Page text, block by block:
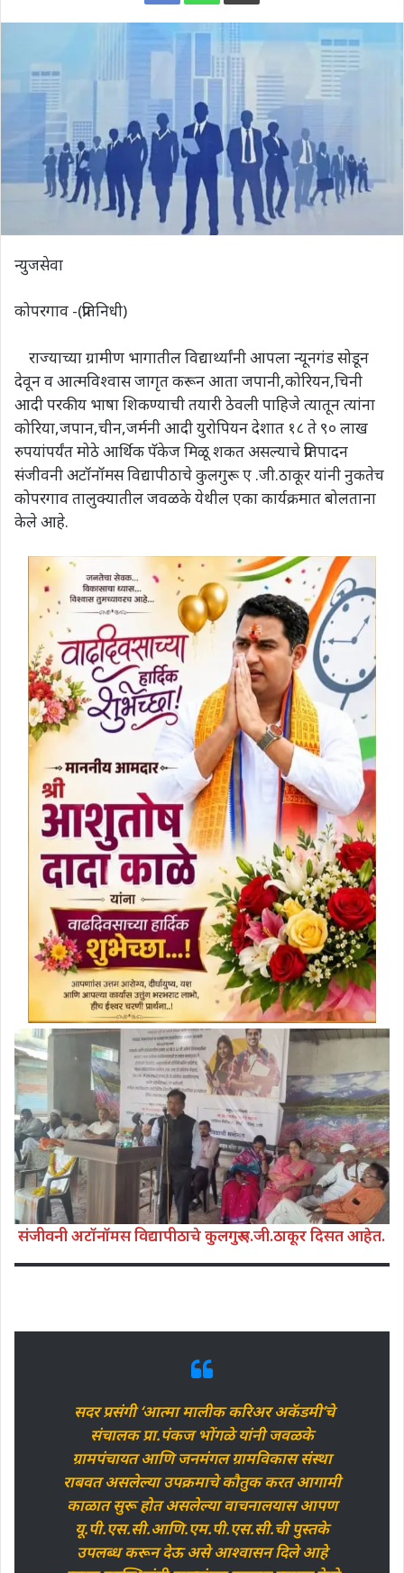
न्युजसेवा
कोपरगाव -(प्रतिनिधी)
राज्याच्या ग्रामीण भागातील विद्यार्थ्यांनी आपला न्यूनगंड सोडून
देवून व आत्मविश्वास जागृत करून आता जपानी,कोरियन,चिनी
आदी परकीय भाषा शिकण्याची तयारी ठेवली पाहिजे त्यातून त्यांना
कोरिया,जपान,चीन,जर्मनी आदी युरोपियन देशात १८ ते ९० लाख
रुपयांपर्यंत मोठे आर्थिक पॅकेज मिळू शकत असल्याचे प्रतिपादन
संजीवनी अटॉनॉमस विद्यापीठाचे कुलगुरू ए .जी.ठाकूर यांनी नुकतेच
कोपरगाव तालुक्यातील जवळके येथील एका कार्यक्रमात बोलताना
केले आहे.
संजीवनी अटॉनॉमस विद्यापीठाचे कुलगुरू ए.जी.ठाकूर दिसत आहेत.
सदर प्रसंगी ‘आत्मा मालीक करिअर अकॅडमी’चे
संचालक प्रा.पंकज भोंगळे यांनी जवळके
ग्रामपंचायत आणि जनमंगल ग्रामविकास संस्था
राबवत असलेल्या उपक्रमाचे कौतुक करत आगामी
काळात सुरू होत असलेल्या वाचनालयास आपण
यू.पी.एस.सी.आणि.एम.पी.एस.सी.ची पुस्तके
उपलब्ध करून देऊ असे आश्वासन दिले आहे